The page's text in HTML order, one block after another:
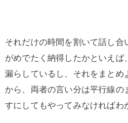
それだけの時間を割いて話し合
がめでたく納得したかといえば
漏らしているし、それをまとめ
から、両者の言い分は平行線の
すにしてもやってみなければわ